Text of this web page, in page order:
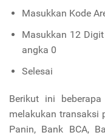
Masukkan Kode
Masukkan 12
angka 0
Selesai
Berikut ini
melakukan transaksi
Panin, Bank BCA,